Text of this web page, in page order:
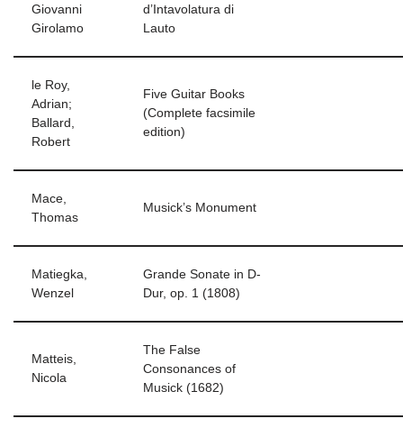
Giovanni
Girolamo
d’Intavolatura di
Lauto
le Roy,
Adrian;
Ballard,
Robert
Five Guitar Books
(Complete facsimile
edition)
Mace,
Thomas
Musick’s Monument
Matiegka,
Wenzel
Grande Sonate in D-
Dur, op. 1 (1808)
Matteis,
Nicola
The False
Consonances of
Musick (1682)